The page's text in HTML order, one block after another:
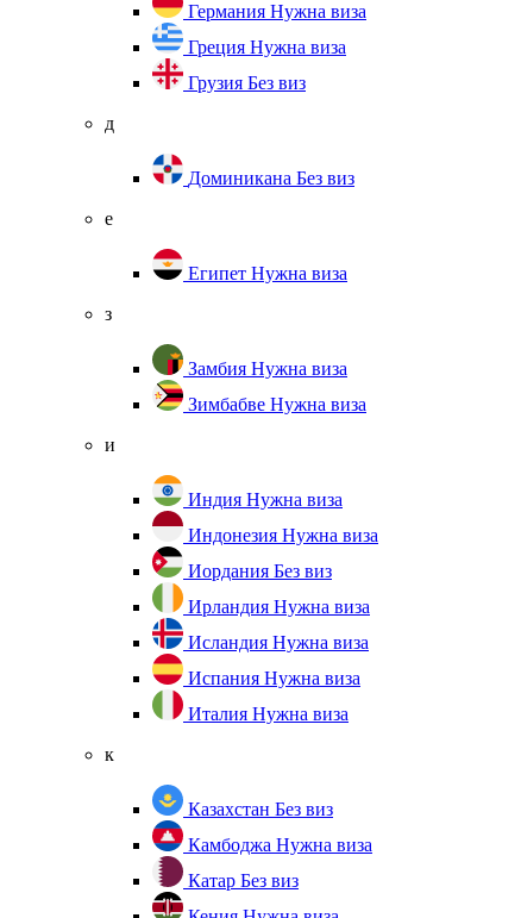
Германия Нужна виза
Греция Нужна виза
Грузия Без виз
д
Доминикана Без виз
е
Египет Нужна виза
з
Замбия Нужна виза
Зимбабве Нужна виза
и
Индия Нужна виза
Индонезия Нужна виза
Иордания Без виз
Ирландия Нужна виза
Исландия Нужна виза
Испания Нужна виза
Италия Нужна виза
к
Казахстан Без виз
Камбоджа Нужна виза
Катар Без виз